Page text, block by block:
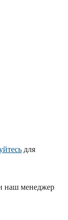
для
наш менеджер